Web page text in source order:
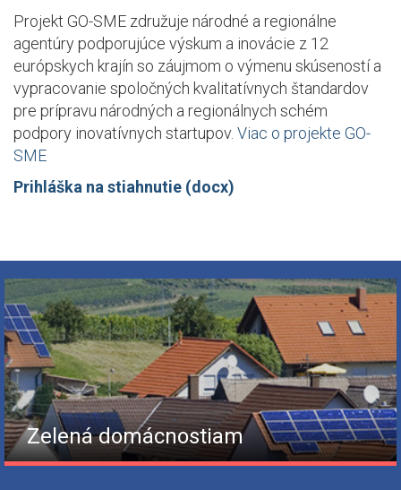
Projekt GO-SME združuje národné a regionálne
agentúry podporujúce výskum a inovácie z 12
európskych krajín so záujmom o výmenu skúseností a
vypracovanie spoločných kvalitatívnych štandardov
pre prípravu národných a regionálnych schém
podpory inovatívnych startupov. Viac o projekte GO-
SME
Prihláška na stiahnutie (docx)
Zelená domácnostiam